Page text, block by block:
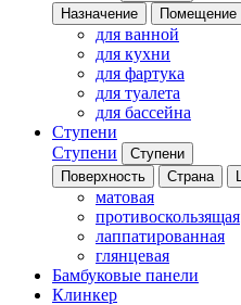
Назначение
Помещение
для ванной
для кухни
для фартука
для туалета
для бассейна
Ступени
Ступени
Ступени
Поверхность
Страна
матовая
противоскользящая
лаппатированная
глянцевая
Бамбуковые панели
Клинкер